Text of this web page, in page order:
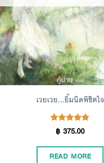
เวยเวย…ยิ้มนิดพิชิตใจ
Rated4.85
฿375.00
READ MORE